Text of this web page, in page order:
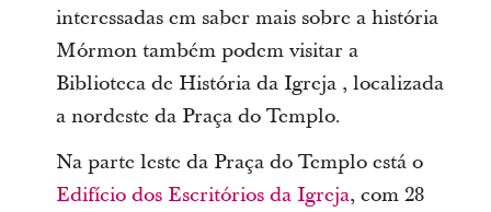
interessadas em saber mais sobre a história
Mórmon também podem visitar a
Biblioteca de História da Igreja , localizada
a nordeste da Praça do Templo.
Na parte leste da Praça do Templo está o
Edifício dos Escritórios da Igreja, com 28